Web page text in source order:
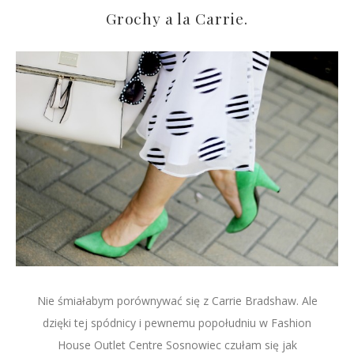
Grochy a la Carrie.
Nie śmiałabym porównywać się z Carrie Bradshaw. Ale
dzięki tej spódnicy i pewnemu popołudniu w Fashion
House Outlet Centre Sosnowiec czułam się jak